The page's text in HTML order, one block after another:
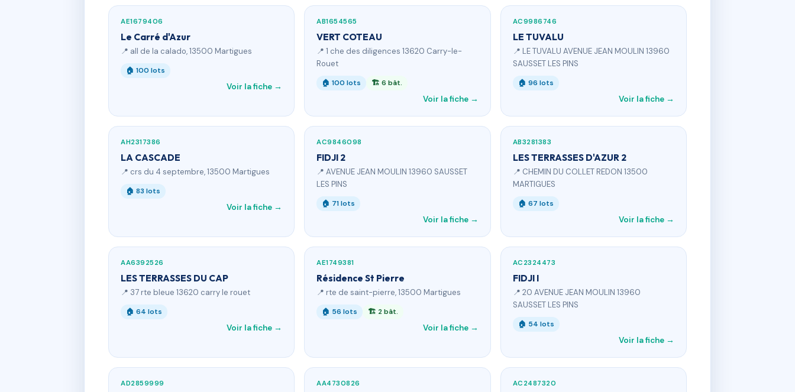
AE1679406
Le Carré d'Azur
📍 all de la calado, 13500 Martigues
🏠 100 lots
Voir la fiche →
AB1654565
VERT COTEAU
📍 1 che des diligences 13620 Carry-le-
Rouet
🏠 100 lots 🏗 6 bât.
Voir la fiche →
AC9986746
LE TUVALU
📍 LE TUVALU AVENUE JEAN MOULIN 13960
SAUSSET LES PINS
🏠 96 lots
Voir la fiche →
AH2317386
LA CASCADE
📍 crs du 4 septembre, 13500 Martigues
🏠 83 lots
Voir la fiche →
AC9846098
FIDJI 2
📍 AVENUE JEAN MOULIN 13960 SAUSSET
LES PINS
🏠 71 lots
Voir la fiche →
AB3281383
LES TERRASSES D'AZUR 2
📍 CHEMIN DU COLLET REDON 13500
MARTIGUES
🏠 67 lots
Voir la fiche →
AA6392526
LES TERRASSES DU CAP
📍 37 rte bleue 13620 carry le rouet
🏠 64 lots
Voir la fiche →
AE1749381
Résidence St Pierre
📍 rte de saint-pierre, 13500 Martigues
🏠 56 lots 🏗 2 bât.
Voir la fiche →
AC2324473
FIDJI I
📍 20 AVENUE JEAN MOULIN 13960
SAUSSET LES PINS
🏠 54 lots
Voir la fiche →
AD2859999 AA4730826 AC2487320